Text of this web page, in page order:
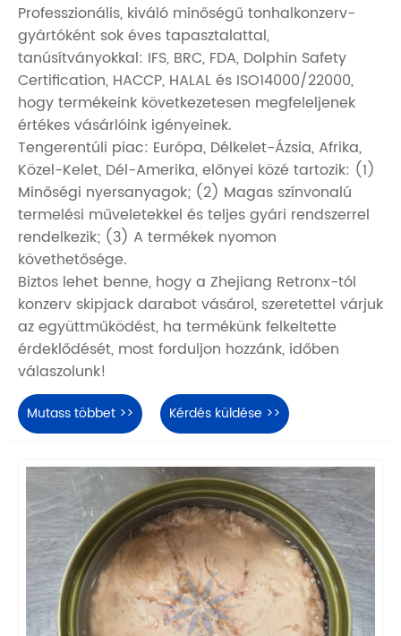
Professzionális, kiváló minőségű tonhalkonzerv-
gyártóként sok éves tapasztalattal,
tanúsítványokkal: IFS, BRC, FDA, Dolphin Safety
Certification, HACCP, HALAL és ISO14000/22000,
hogy termékeink következetesen megfeleljenek
értékes vásárlóink ​​igényeinek.
Tengerentúli piac: Európa, Délkelet-Ázsia, Afrika,
Közel-Kelet, Dél-Amerika, előnyei közé tartozik: (1)
Minőségi nyersanyagok; (2) Magas színvonalú
termelési műveletekkel és teljes gyári rendszerrel
rendelkezik; (3) A termékek nyomon
követhetősége.
Biztos lehet benne, hogy a Zhejiang Retronx-tól
konzerv skipjack darabot vásárol, szeretettel várjuk
az együttműködést, ha termékünk felkeltette
érdeklődését, most forduljon hozzánk, időben
válaszolunk!
Mutass többet >> Kérdés küldése >>